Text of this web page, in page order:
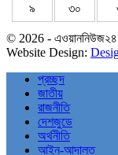
৯ ৩০
© 2026 -
Website Design:
প্রচ্ছদ
জাতীয়
রাজনীতি
দেশজুডে
অর্থনীতি
আইন-আদালত